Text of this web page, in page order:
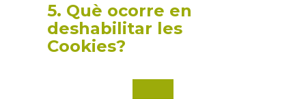
5. Què ocorre en
deshabilitar les
Cookies?